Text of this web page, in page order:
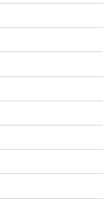
協力してミーニャをタ
片付けてしまおうとい
ところでミーニャを撃
す。